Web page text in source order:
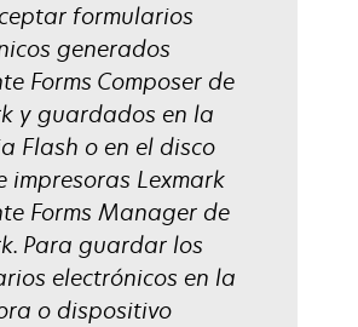
formularios
generados
Forms Composer de
y guardados en la
Flash o en el disco
impresoras Lexmark
Forms Manager de
Para guardar los
electrónicos en la
o dispositivo